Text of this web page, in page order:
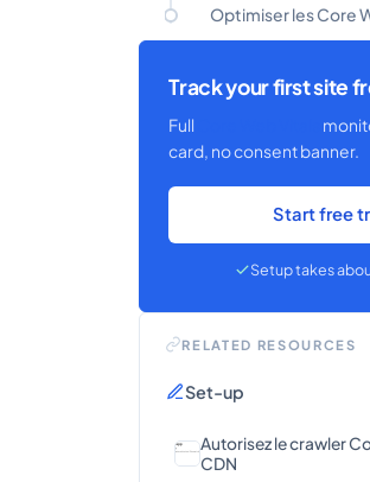
Optimiser les Core
Track your first site
Full
card, no consent banner.
Start free
Setup takes
RELATED RESOURCES
Set-up
Autorisez le crawler
CDN